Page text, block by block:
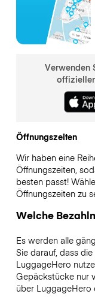
Verwenden
Öffnungszeiten
Wir haben eine
Öffnungszeiten,
besten passt!
Öffnungszeiten zu
Welche
Es werden alle
Sie darauf, dass
LuggageHero
Gepäckstücke nur
über LuggageHero